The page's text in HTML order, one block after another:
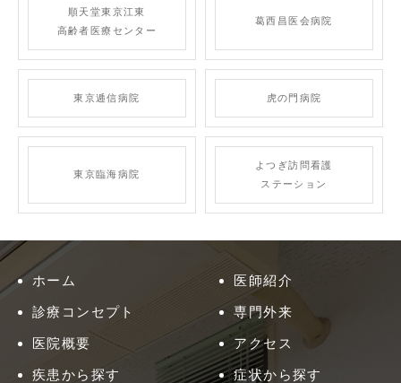
順天堂東京江東
高齢者 医療センター
葛西昌医会病院
東京逓信病院 虎の門病院
東京臨海病院
よつぎ訪問看護
ステーション
ホーム 医師紹介
診療コンセプト 専門外来
医院概要 アクセス
疾患から探す 症状から探す